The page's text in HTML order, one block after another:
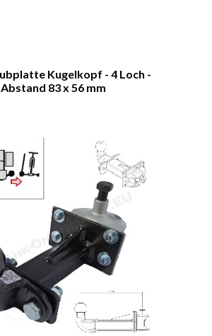
Kugelkopf - 4 Loch -
Abstand 83 x 56 mm